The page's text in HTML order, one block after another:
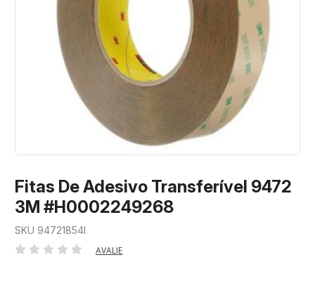
Fitas De Adesivo Transferível 9472
3M #H0002249268
SKU 94721854I
AVALIE